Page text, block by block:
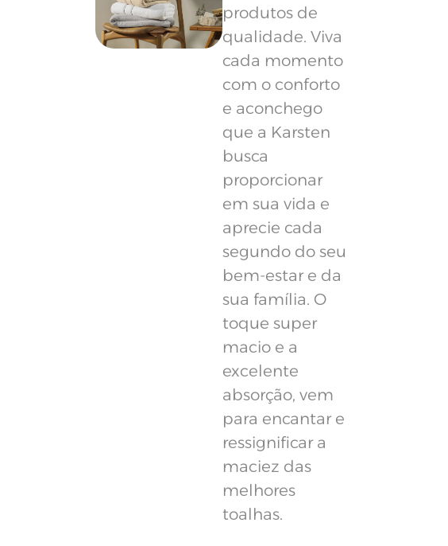
produtos de
qualidade. Viva
cada momento
com o conforto
e aconchego
que a Karsten
busca
proporcionar
em sua vida e
aprecie cada
segundo do seu
bem-estar e da
sua família. O
toque super
macio e a
excelente
absorção, vem
para encantar e
ressignificar a
maciez das
melhores
toalhas.